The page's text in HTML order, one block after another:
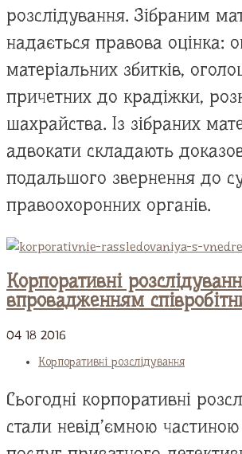
розслідування. Зібраним
надається правова оцінка:
матеріальних збитків,
причетних до крадіжки,
шахрайства. Із зібраних
адвокати складають
подальшого звернення до
правоохоронних органів.
Корпоративні
впровадженням
04 18 2016
Корпоративні розслідування
Сьогодні корпоративні
стали невід’ємною